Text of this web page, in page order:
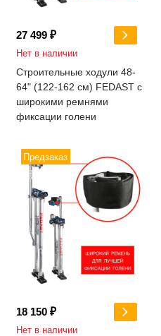
27 499 ₽
Нет в наличии
Строительные ходули 48-
64" (122-162 см) FEDAST c
широкими ремнями
фиксации голени
Предзаказ
18 150 ₽
Нет в наличии